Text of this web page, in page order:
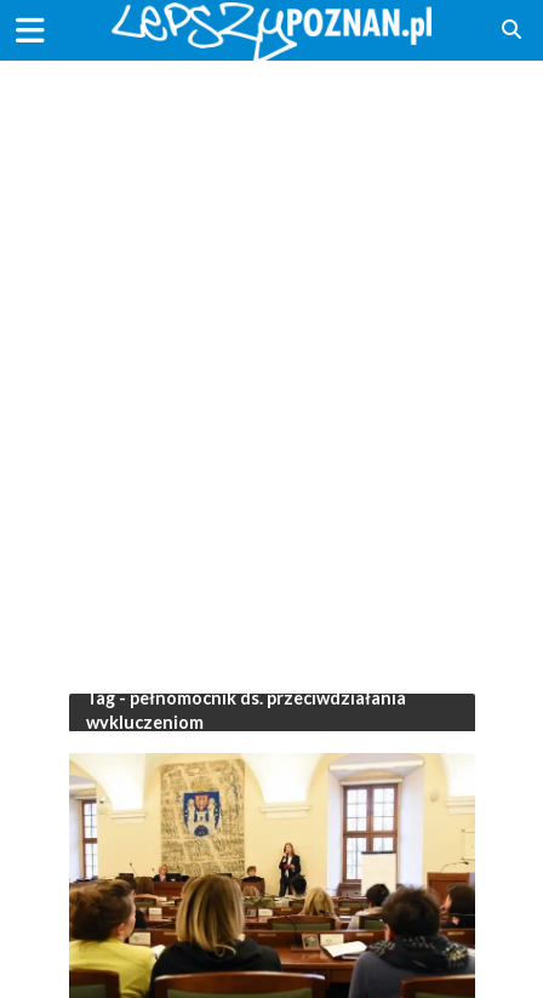
Tag - pełnomocnik ds. przeciwdziałania
wykluczeniom